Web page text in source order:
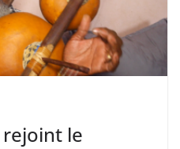
rejoint le